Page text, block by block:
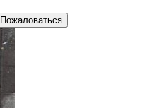
Пожаловаться